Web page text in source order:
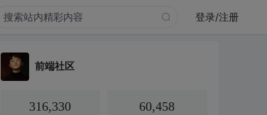
登录/注册
前端社区
316,330 60,458